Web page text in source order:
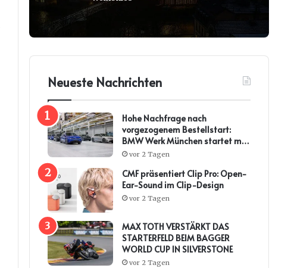
Neueste Nachrichten
Hohe Nachfrage nach
vorgezogenem Bestellstart:
BMW Werk München startet mit
steiler Anlaufkurve die
vor 2 Tagen
CMF präsentiert Clip Pro: Open-
Ear-Sound im Clip-Design
vor 2 Tagen
MAX TOTH VERSTÄRKT DAS
STARTERFELD BEIM BAGGER
WORLD CUP IN SILVERSTONE
vor 2 Tagen